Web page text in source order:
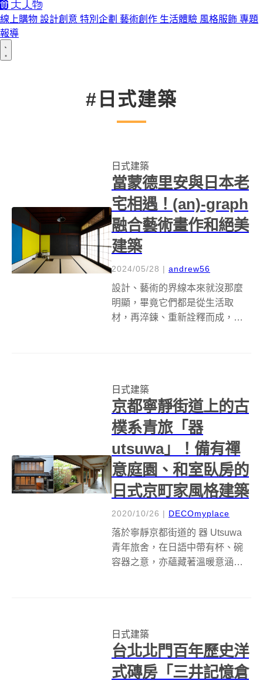
線上購物 設計創意 特別企劃 藝術創作 生活體驗 風格服飾 專題
報導
#日式建築
日式建築
當蒙德里安與日本老
宅相遇！(an)-graph
融合藝術畫作和絕美
建築
2024/05/28 | andrew56
設計、藝術的界線本來就沒那麼
明顯，畢竟它們都是從生活取
材，再淬鍊、重新詮釋而成，所
上百年仍然還在施工，它不僅有
安東尼·高第的精彩...
日式建築
京都寧靜街道上的古
樸系青旅「器
utsuwa」！備有禪
意庭園、和室臥房的
日式京町家風格建築
2020/10/26 | DECOmyplace
落於寧靜京都街道的 器 Utsuwa
青年旅舍，在日語中帶有杯、碗
容器之意，亦蘊藏著溫暖意涵，
依循窄長基...
日式建築
台北北門百年歷史洋
式磚房「三井記憶倉